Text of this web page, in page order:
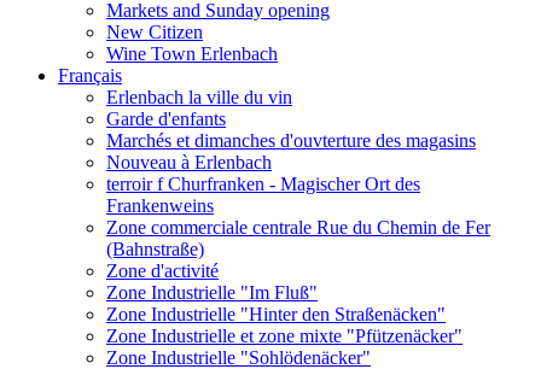
Markets and Sunday opening
New Citizen
Wine Town Erlenbach
Français
Erlenbach la ville du vin
Garde d'enfants
Marchés et dimanches d'ouvterture des magasins
Nouveau à Erlenbach
terroir f Churfranken - Magischer Ort des
Frankenweins
Zone commerciale centrale Rue du Chemin de Fer
(Bahnstraße)
Zone d'activité
Zone Industrielle "Im Fluß"
Zone Industrielle "Hinter den Straßenäcken"
Zone Industrielle et zone mixte "Pfützenäcker"
Zone Industrielle "Sohlödenäcker"